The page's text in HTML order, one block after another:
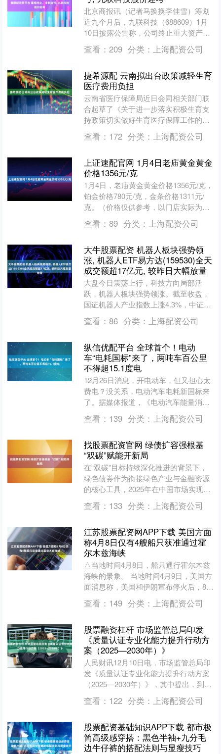
北京商报讯（记者马换换李佳雪）筹划
近九个月后，九联科技（688609）1月
10日披露公告称，公司终止重大资产重
组，这也让公司1月12日股价迎考。 公
告显示，九联....
查看： 209 分类： 上海配资公司
捷希源配 云南拟出台政策减轻生育
医疗费用负担
云南省医疗保障局近日会同相关部门联
合起草了《关于进一步落实积极生育支
持政策切实做好生育医疗保障工作的通
知（征求意见稿）》。《征求意见稿》
提出，提升产前检查费用保....
查看： 172 分类： 上海配资公司
上证速配官网 1月4日老庙黄金黄金
价格1356元/克
1月4日，老庙黄金黄金价格1356元/克，
铂金价格780元/克，金条价格1311元/
克。（价格仅供参考，以门店实际为
准）同日上海黄金交易所现货黄金
AU9999最....
查看： 89 分类： 上海配资公司
大牛股票配资 机器人板块强势领
涨, 机器人ETF易方达(159530)全天
成交额超17亿元, 较昨日大幅放量
大盘今日震荡上行，科技方向局部活
跃，机器人板块强势领涨。截至收盘，
国证机器人产业指数上涨4.3%，中证智
能电动汽车指数上涨1.3%，中证消费电
子主题指数上涨0.....
查看： 86 分类： 上海配资公司
纵信优配平台 全球首个！电动
车“电耗国标”来了，两吨车百公里
不得超15.1度电
12月26日消息，开电动车，但又担心太
费电？没关系，电动汽车电耗新国标来
了。据媒体报道，《电动汽车能量消耗
量限值 第1部分：乘用车》将于2026年1
月1日起正式....
查看： 139 分类： 上海配资公司
找股票配资官网 绿债扩容强根基
“双碳”赋能开新局
在“双碳”目标持续深化推进的背景下，
绿色债券作为衔接绿色产业与金融资源
的核心工具，2025年在中国市场实现了
规模与影响力的双重突破。 可以看到，
截至11月末，中....
查看： 133 分类： 上海配资公司
江苏股票配资网APP下载 美国方面
称4月8日仅有4艘船只获准通过霍
尔木兹海峡
△当地时间4月8日，船只通行霍尔木兹
海峡的景象。 当地时间4月9日，美国方
面消息称，美国和伊朗宣布停火后，8日
仅有4艘船只获准通过霍尔木兹海峡，为
4月份以来最低....
查看： 149 分类： 上海配资公司
股票融资杠杆 市场监管总局印发
《质量认证专业化能力提升行动方
案（2025—2030年）》
人民财讯12月10日电，市场监管总局印
发《质量认证专业化能力提升行动方案
（2025—2030年）》，其中提出，到
2030年，取得高新技术企业认定的认证
机构不少于....
查看： 122 分类： 上海配资公司
股票配资基础知识APP下载 都市极
简高级感穿搭：黑色半袖+九分毛
边牛仔裤的搭配法则与显瘦技巧